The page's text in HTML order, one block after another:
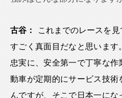
古谷：
これまでのレースを
すごく真面目だなと思います
忠実に、安全第一で丁寧な作
動車が定期的にサービス技術
んですが、そこで日本一に